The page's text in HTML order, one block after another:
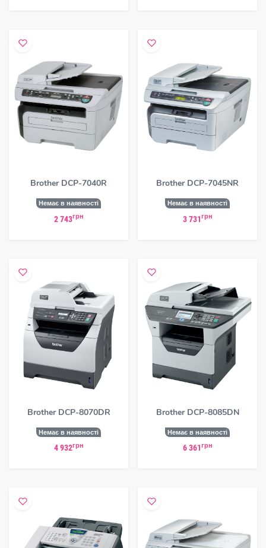
Brother DCP-7040R
Немає в наявності
2 743грн
Brother DCP-7045NR
Немає в наявності
3 731грн
Brother DCP-8070DR
Немає в наявності
4 932грн
Brother DCP-8085DN
Немає в наявності
6 361грн